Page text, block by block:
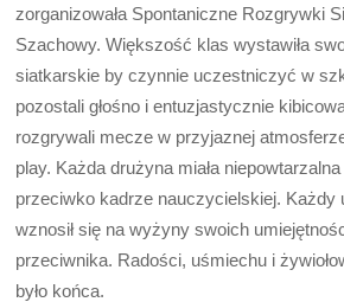
zorganizowała Spontaniczne Rozgrywki
Szachowy. Większość klas wystawiła
siatkarskie by czynnie uczestniczyć w
pozostali głośno i entuzjastycznie
rozgrywali mecze w przyjaznej
play. Każda drużyna miała
przeciwko kadrze nauczycielskiej. Każdy
wznosił się na wyżyny swoich
przeciwnika. Radości, uśmiechu i
było końca.